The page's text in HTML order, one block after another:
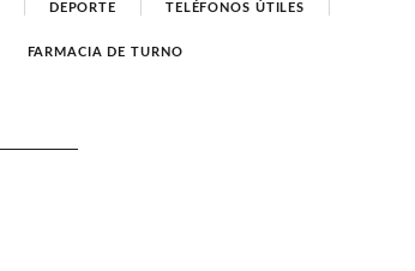
DEPORTE TELÉFONOS ÚTILES
FARMACIA DE TURNO